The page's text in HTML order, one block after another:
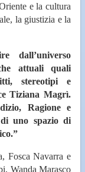
e la cultura
la giustizia e la
dall’universo
attuali quali
stereotipi e
Tiziana Magrì.
Ragione e
uno spazio di
Fosca Navarra e
Wanda Marasco